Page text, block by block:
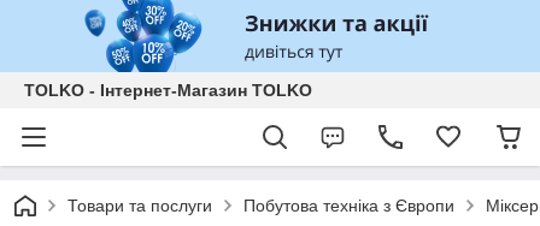
TOLKO - Інтернет-Магазин TOLKO
Товари та послуги Побутова техніка з Європи